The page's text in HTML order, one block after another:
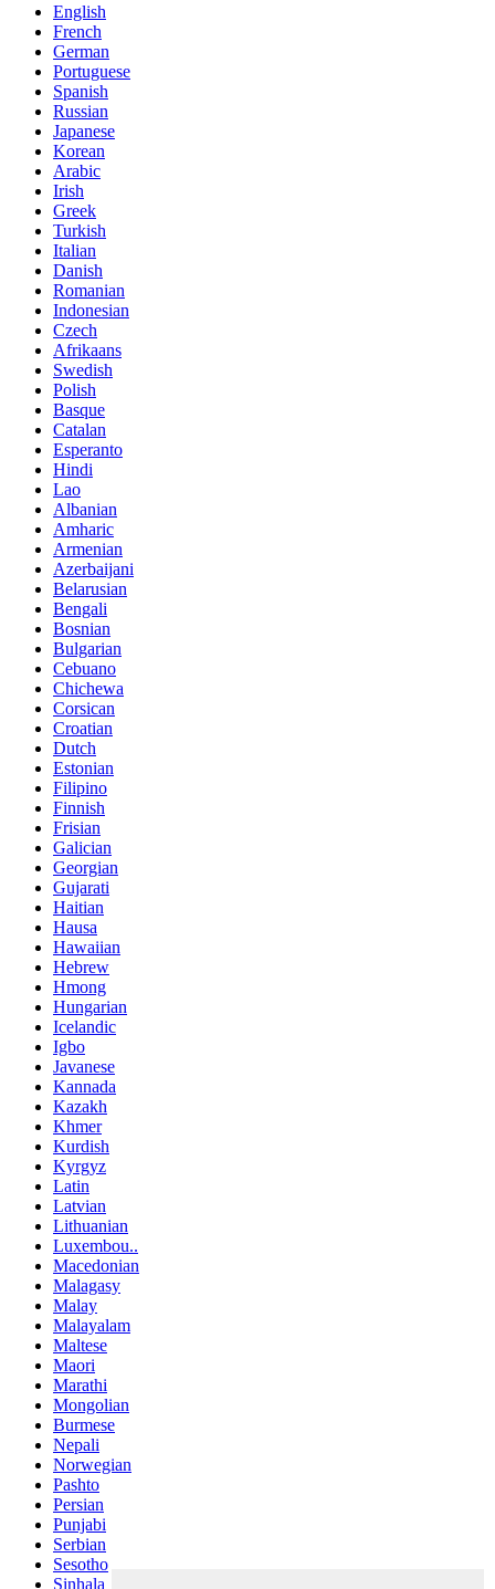
English
French
German
Portuguese
Spanish
Russian
Japanese
Korean
Arabic
Irish
Greek
Turkish
Italian
Danish
Romanian
Indonesian
Czech
Afrikaans
Swedish
Polish
Basque
Catalan
Esperanto
Hindi
Lao
Albanian
Amharic
Armenian
Azerbaijani
Belarusian
Bengali
Bosnian
Bulgarian
Cebuano
Chichewa
Corsican
Croatian
Dutch
Estonian
Filipino
Finnish
Frisian
Galician
Georgian
Gujarati
Haitian
Hausa
Hawaiian
Hebrew
Hmong
Hungarian
Icelandic
Igbo
Javanese
Kannada
Kazakh
Khmer
Kurdish
Kyrgyz
Latin
Latvian
Lithuanian
Luxembou..
Macedonian
Malagasy
Malay
Malayalam
Maltese
Maori
Marathi
Mongolian
Burmese
Nepali
Norwegian
Pashto
Persian
Punjabi
Serbian
Sesotho
Sinhala